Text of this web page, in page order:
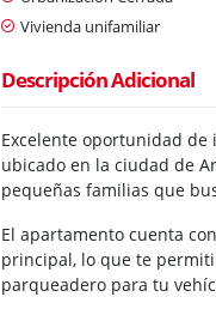
Vivienda unifamiliar
Descripción Adicional
Excelente oportunidad
ubicado en la ciudad de
pequeñas familias que
El apartamento cuenta
principal, lo que te
parqueadero para tu